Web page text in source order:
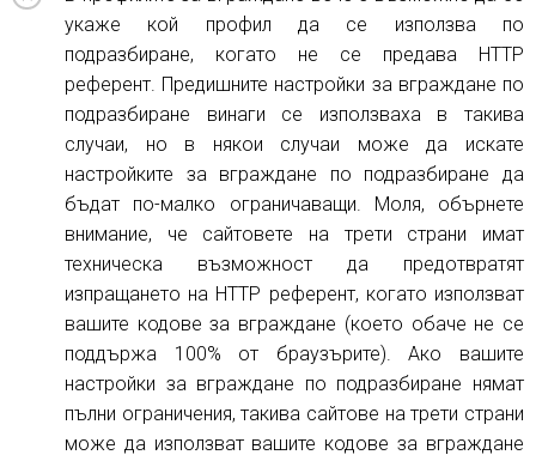
укаже кой профил да се използва по
подразбиране, когато не се предава HTTP
референт. Предишните настройки за вграждане по
подразбиране винаги се използваха в такива
случаи, но в някои случаи може да искате
настройките за вграждане по подразбиране да
бъдат по-малко ограничаващи. Моля, обърнете
внимание, че сайтовете на трети страни имат
техническа възможност да предотвратят
изпращането на HTTP референт, когато използват
вашите кодове за вграждане (което обаче не се
поддържа 100% от браузърите). Ако вашите
настройки за вграждане по подразбиране нямат
пълни ограничения, такива сайтове на трети страни
може да използват вашите кодове за вграждане